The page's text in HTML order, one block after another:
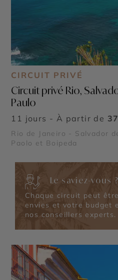
CIRCUIT PRIVÉ
Circuit privé Rio,
Paulo
11 jours - À partir de
Rio de Janeiro - Salvador
Paolo et Boipeda
Le saviez-vous ?
Chaque circuit peut
envies et votre budget
nos conseillers experts.